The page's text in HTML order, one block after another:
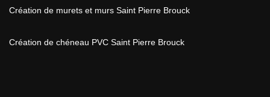
Création de murets et murs Saint Pierre Brouck
Création de chéneau PVC Saint Pierre Brouck